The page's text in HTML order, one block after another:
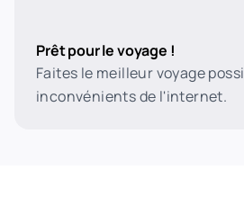
Prêt pour le voyage !
Faites le meilleur voyage
inconvénients de l'internet.